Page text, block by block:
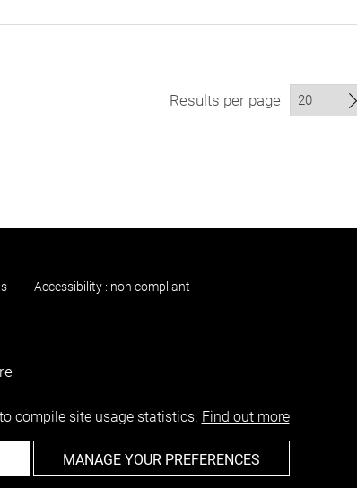
Results per page
Accessibility : non compliant
compile site usage statistics. Find out more
MANAGE YOUR PREFERENCES